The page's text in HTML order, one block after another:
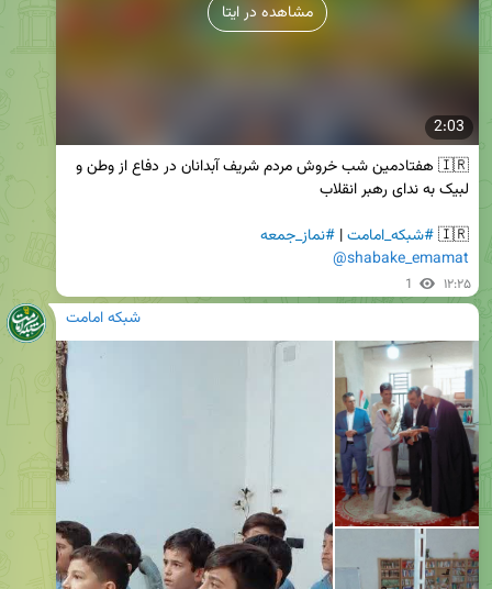
2:03
مشاهده در ایتا
🇮🇷 #شبکه_امامت | #نماز_جمعه
@shabake_emamat
1 ۱۲:۲۵
شبکه امامت